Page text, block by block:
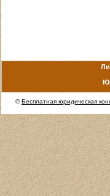
©Бесплатная юридическая